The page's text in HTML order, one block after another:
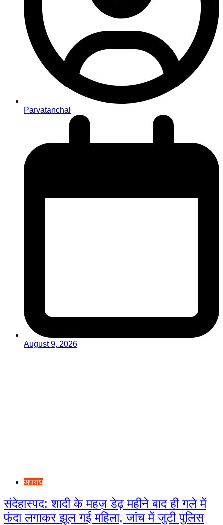
Parvatanchal
August 9, 2026
अपराध
संदेहास्पद: शादी के महज़ डेढ़ महीने बाद ही गले में
फंदा लगाकर झूल गई महिला, जांच में जुटी पुलिस